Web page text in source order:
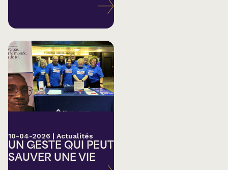
10-04-2026 | Actualités
UN GESTE QUI PEUT
SAUVER UNE VIE